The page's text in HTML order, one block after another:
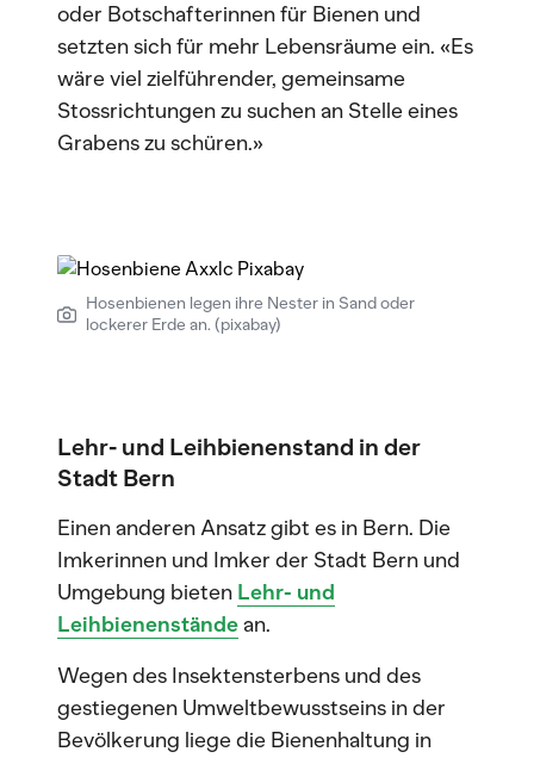
oder Botschafterinnen für Bienen und
setzten sich für mehr Lebensräume ein. «Es
wäre viel zielführender, gemeinsame
Stossrichtungen zu suchen an Stelle eines
Grabens zu schüren.»
Hosenbienen legen ihre Nester in Sand oder
lockerer Erde an. (pixabay)
Lehr- und Leihbienenstand in der
Stadt Bern
Einen anderen Ansatz gibt es in Bern. Die
Imkerinnen und Imker der Stadt Bern und
Umgebung bieten Lehr- und
Leihbienenständean.
Wegen des Insektensterbens und des
gestiegenen Umweltbewusstseins in der
Bevölkerung liege die Bienenhaltung in